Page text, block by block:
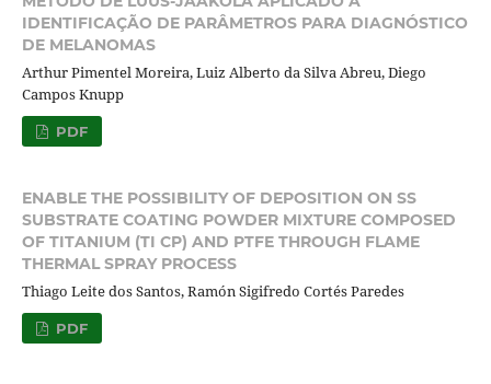
IDENTIFICAÇÃO DE PARÂMETROS PARA DIAGNÓSTICO
DE MELANOMAS
Arthur Pimentel Moreira, Luiz Alberto da Silva Abreu, Diego
Campos Knupp
PDF
ENABLE THE POSSIBILITY OF DEPOSITION ON SS
SUBSTRATE COATING POWDER MIXTURE COMPOSED
OF TITANIUM (TI CP) AND PTFE THROUGH FLAME
THERMAL SPRAY PROCESS
Thiago Leite dos Santos, Ramón Sigifredo Cortés Paredes
PDF